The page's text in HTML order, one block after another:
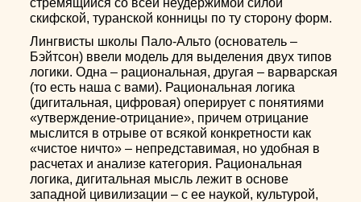
стремящийся со всей неудержимой силой
скифской, туранской конницы по ту сторону форм.
Лингвисты школы Пало-Альто (основатель –
Бэйтсон) ввели модель для выделения двух типов
логики. Одна – рациональная, другая – варварская
(то есть наша с вами). Рациональная логика
(дигитальная, цифровая) оперирует с понятиями
«утверждение-отрицание», причем отрицание
мыслится в отрыве от всякой конкретности как
«чистое ничто» – непредставимая, но удобная в
расчетах и анализе категория. Рациональная
логика, дигитальная мысль лежит в основе
западной цивилизации – с ее наукой, культурой,